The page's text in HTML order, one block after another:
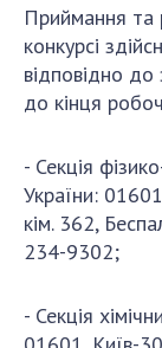
Приймання та
конкурсі
відповідно до
до кінця
- Секція
України:
кім. 362,
234-9302;
- Секція